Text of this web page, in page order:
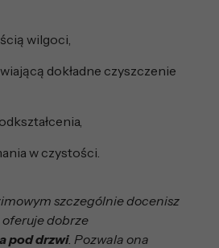
wilgoci,
dokładne czyszczenie
w czystości.
szczególnie docenisz
dobrze
pod drzwi. Pozwala ona